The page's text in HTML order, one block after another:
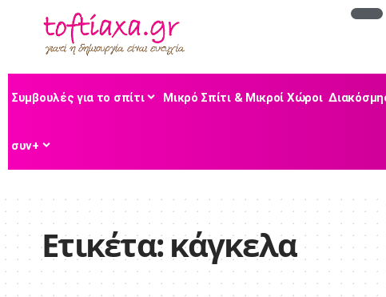
Συμβουλές για το σπίτι Μικρό Σπίτι & Μικροί Χώροι
συν+
Ετικέτα: κάγκελα